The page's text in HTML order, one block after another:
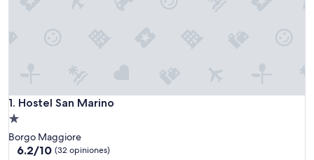
1. Hostel San Marino
Hostel San Marino
Propiedad
de
1.0
Borgo Maggiore
6.2
6.2/10 (32 opiniones)